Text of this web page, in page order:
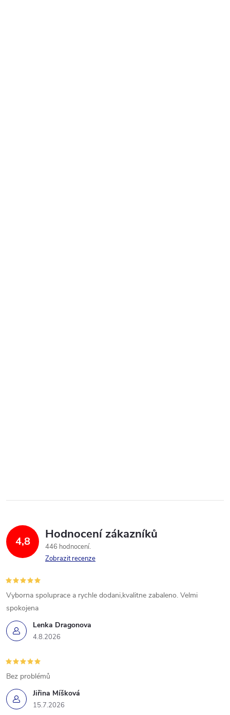
4,8 Hodnocení zákazníků
446 hodnocení
Zobrazit recenze
Lenka Dragonova
4.8.2026
Vyborna spoluprace a rychle dodani,kvalitne zabaleno. Velmi
spokojena
Jiřina Míšková
15.7.2026
Bez problémů